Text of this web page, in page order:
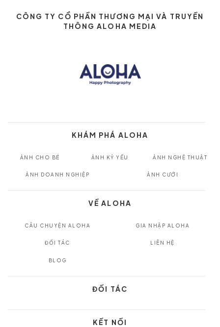
CÔNG TY CỔ PHẦN THƯƠNG MẠI VÀ TRUYỀN
THÔNG ALOHA MEDIA
KHÁM PHÁ ALOHA
ẢNH CHO BÉ ẢNH KỶ YẾU ẢNH NGHỆ THUẬT
ẢNH DOANH NGHIỆP ẢNH CƯỚI
VỀ ALOHA
CÂU CHUYỆN ALOHA GIA NHẬP ALOHA
ĐỐI TÁC LIÊN HỆ
BLOG
ĐỐI TÁC
KẾT NỐI